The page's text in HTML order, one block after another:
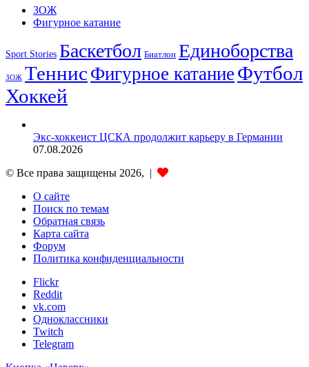
ЗОЖ
Фигурное катание
Sport Stories Баскетбол Биатлон Единоборства
ЗОЖ Теннис Фигурное катание Футбол
Хоккей
Экс-хоккеист ЦСКА продолжит карьеру в Германии
07.08.2026
© Все права защищены 2026, |
О сайте
Поиск по темам
Обратная связь
Карта сайта
Форум
Политика конфиденциальности
Flickr
Reddit
vk.com
Одноклассники
Twitch
Telegram